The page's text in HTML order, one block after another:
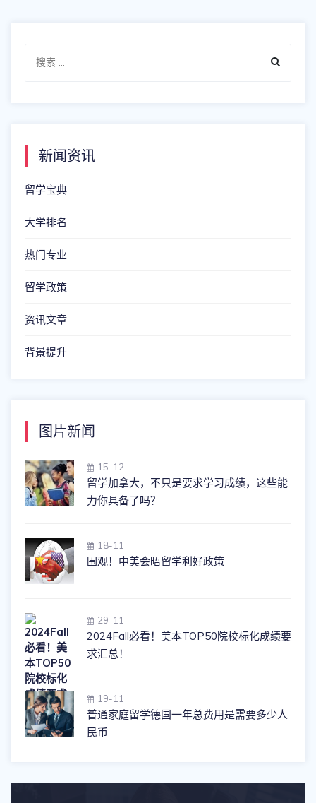
新闻资讯
留学宝典
大学排名
热门专业
留学政策
资讯文章
背景提升
图片新闻
15-12
留学加拿大，不只是要求学习成绩，这些能
力你具备了吗？
18-11
围观！中美会晤留学利好政策
29-11
2024Fall必看！美本TOP50院校标化成绩要
求汇总！
19-11
普通家庭留学德国一年总费用是需要多少人
民币